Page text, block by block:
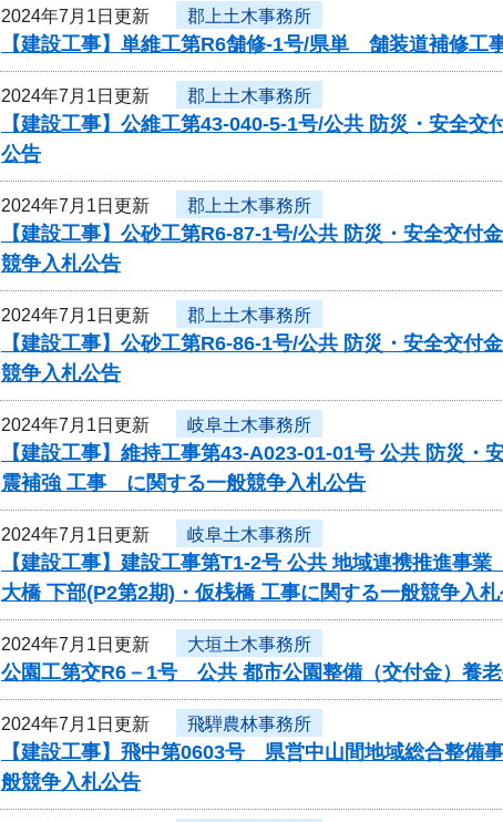
2024年7月1日更新 郡上土木事務所
【建設工事】単維工第R6舗修-1号/県単 舗装道補修工
2024年7月1日更新 郡上土木事務所
【建設工事】公維工第43-040-5-1号/公共 防災・安全
公告
2024年7月1日更新 郡上土木事務所
【建設工事】公砂工第R6-87-1号/公共 防災・安全交
競争入札公告
2024年7月1日更新 郡上土木事務所
【建設工事】公砂工第R6-86-1号/公共 防災・安全交
競争入札公告
2024年7月1日更新 岐阜土木事務所
【建設工事】維持工事第43-A023-01-01号 公共 防災
震補強 工事 に関する一般競争入札公告
2024年7月1日更新 岐阜土木事務所
【建設工事】建設工事第T1-2号 公共 地域連携推進事
大橋 下部(P2第2期)・仮桟橋 工事に関する一般競争入
2024年7月1日更新 大垣土木事務所
公園工第交R6－1号 公共 都市公園整備（交付金）養
2024年7月1日更新 飛騨農林事務所
【建設工事】飛中第0603号 県営中山間地域総合整
般競争入札公告